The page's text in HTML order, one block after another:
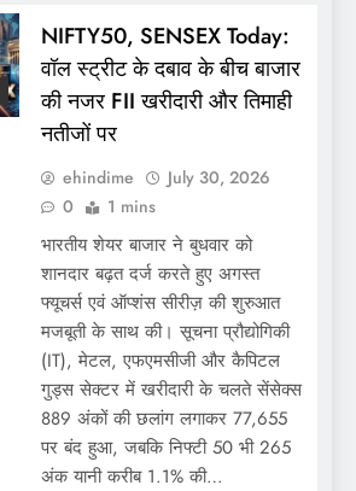
NIFTY50, SENSEX Today:
वॉल स्ट्रीट के दबाव के बीच बाजार
की नजर FII खरीदारी और तिमाही
नतीजों पर
ehindime
July 30, 2026
0
1 mins
भारतीय शेयर बाजार ने बुधवार को
शानदार बढ़त दर्ज करते हुए अगस्त
फ्यूचर्स एवं ऑप्शंस सीरीज़ की शुरुआत
मजबूती के साथ की। सूचना प्रौद्योगिकी
(IT), मेटल, एफएमसीजी और कैपिटल
गुड्स सेक्टर में खरीदारी के चलते सेंसेक्स
889 अंकों की छलांग लगाकर 77,655
पर बंद हुआ, जबकि निफ्टी 50 भी 265
अंक यानी करीब 1.1% की…